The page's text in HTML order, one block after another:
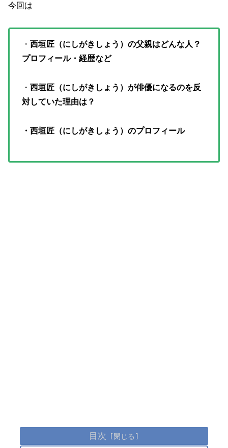
今回は
・ 西垣匠（にしがきしょう）の父親はどんな人？
プロフィール・経歴など
・ 西垣匠（にしがきしょう）が俳優になるのを反
対していた理由は？
・西垣匠（にしがきしょう）のプロフィール
目次